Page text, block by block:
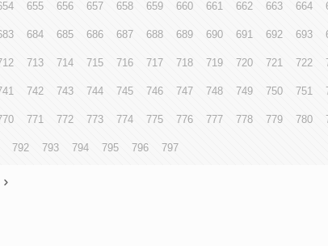
655 656 657 658 659 660 661 662 663 664
684 685 686 687 688 689 690 691 692 693
713 714 715 716 717 718 719 720 721 722
742 743 744 745 746 747 748 749 750 751
771 772 773 774 775 776 777 778 779 780
792 793 794 795 796 797